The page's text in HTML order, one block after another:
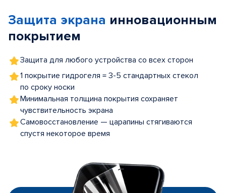
5
Защита экрана инновационным
покрытием
Защита для любого устройства со всех сторон
1 покрытие гидрогеля = 3-5 стандартных стекол
по сроку носки
Минимальная толщина покрытия сохраняет
чувствительность экрана
Самовосстановление — царапины стягиваются
спустя некоторое время